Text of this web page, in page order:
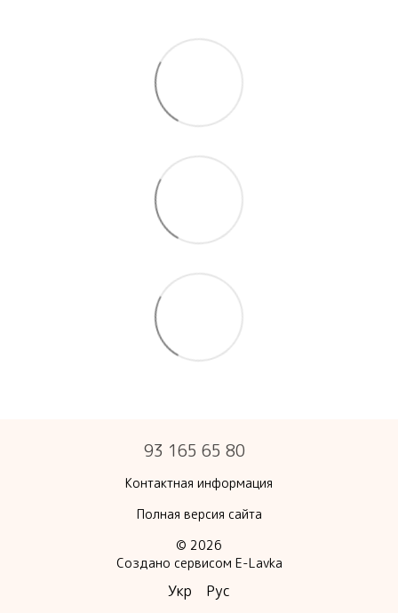
93 165 65 80
Контактная информация
Полная версия сайта
© 2026
Создано сервисом E-Lavka
Укр Рус